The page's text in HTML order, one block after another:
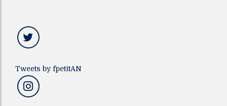
Tweets by fpetitAN